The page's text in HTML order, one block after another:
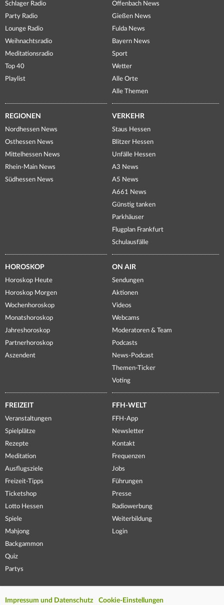
Schlager Radio
Party Radio
Lounge Radio
Weihnachtsradio
Meditationsradio
Top 40
Playlist
Offenbach News
Gießen News
Fulda News
Bayern News
Sport
Wetter
Alle Orte
Alle Themen
REGIONEN
Nordhessen News
Osthessen News
Mittelhessen News
Rhein-Main News
Südhessen News
VERKEHR
Staus Hessen
Blitzer Hessen
Unfälle Hessen
A3 News
A5 News
A661 News
Günstig tanken
Parkhäuser
Flugplan Frankfurt
Schulausfälle
HOROSKOP
Horoskop Heute
Horoskop Morgen
Wochenhoroskop
Monatshoroskop
Jahreshoroskop
Partnerhoroskop
Aszendent
ON AIR
Sendungen
Aktionen
Videos
Webcams
Moderatoren & Team
Podcasts
News-Podcast
Themen-Ticker
Voting
FREIZEIT
Veranstaltungen
Spielplätze
Rezepte
Meditation
Ausflugsziele
Freizeit-Tipps
Ticketshop
Lotto Hessen
Spiele
Mahjong
Backgammon
Quiz
Partys
FFH-WELT
FFH-App
Newsletter
Kontakt
Frequenzen
Jobs
Führungen
Presse
Radiowerbung
Weiterbildung
Login
Impressum und Datenschutz Cookie-Einstellungen